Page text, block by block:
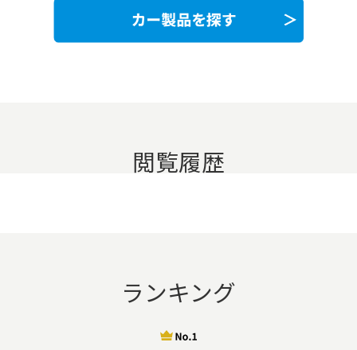
閲覧履歴
ランキング